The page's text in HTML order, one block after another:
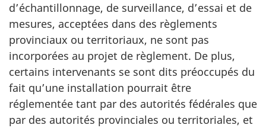
d’échantillonnage, de surveillance, d’essai et de
mesures, acceptées dans des règlements
provinciaux ou territoriaux, ne sont pas
incorporées au projet de règlement. De plus,
certains intervenants se sont dits préoccupés du
fait qu’une installation pourrait être
réglementée tant par des autorités fédérales que
par des autorités provinciales ou territoriales, et